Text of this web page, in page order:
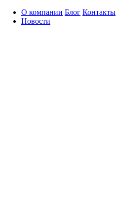
О компании
Новости
Блог Контакты